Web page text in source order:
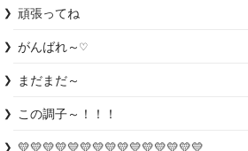
頑張ってね
がんばれ～♡
まだまだ～
この調子～！！！
💛💛💛💛💛💛💛💛💛💛💛💛💛💛💛